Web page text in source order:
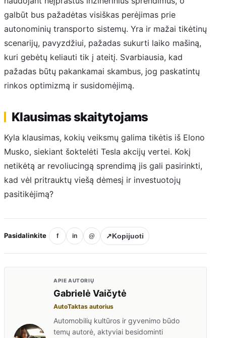
galbūt bus pažadėtas visiškas perėjimas prie
autonominių transporto sistemų. Yra ir mažai tikėtinų
scenarijų, pavyzdžiui, pažadas sukurti laiko mašiną,
kuri gebėtų keliauti tik į ateitį. Svarbiausia, kad
pažadas būtų pakankamai skambus, jog paskatintų
rinkos optimizmą ir susidomėjimą.
Klausimas skaitytojams
Kyla klausimas, kokių veiksmų galima tikėtis iš Elono
Musko, siekiant šoktelėti Tesla akcijų vertei. Kokį
netikėtą ar revoliucingą sprendimą jis gali pasirinkti,
kad vėl pritrauktų viešą dėmesį ir investuotojų
pasitikėjimą?
Pasidalinkite f in @ ↗Kopijuoti
APIE AUTORIŲ
Gabrielė Vaičytė
AutoTaktas autorius
Automobilių kultūros ir gyvenimo būdo
temų autorė, aktyviai besidominti